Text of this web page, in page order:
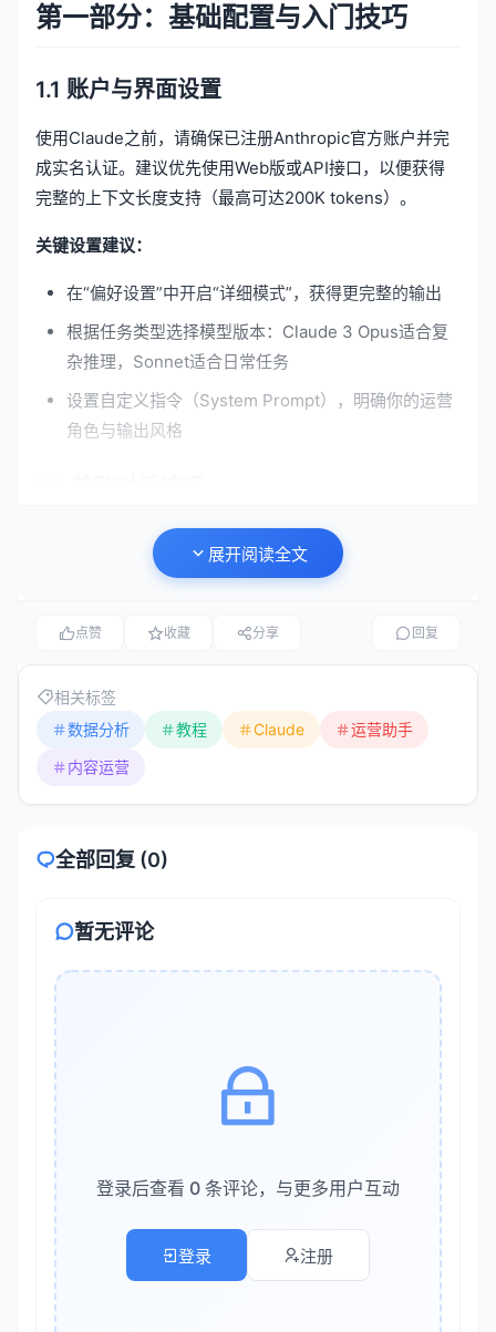
第一部分：基础配置与入门技巧
1.1 账户与界面设置
使用Claude之前，请确保已注册Anthropic官方账户并完
成实名认证。建议优先使用Web版或API接口，以便获得
完整的上下文长度支持（最高可达200K tokens）。
关键设置建议：
在“偏好设置”中开启“详细模式”，获得更完整的输出
根据任务类型选择模型版本：Claude 3 Opus适合复
杂推理，Sonnet适合日常任务
设置自定义指令（System Prompt），明确你的运营
角色与输出风格
与Claude高效沟通的核心在于“清晰、具体、有结构”。以
下是一些实用技巧：
“为一款面向25-35岁女性的护肤品写一篇小红书风格
的种草文案，预算500元，主推保湿功效”
使用分步指令：将复杂任务拆解为多个步骤，例如“第
一步：分析用户评论的情感倾向；第二步：总结前三
个高频问题；第三步：给出回复模板”
明确输出格式：指定“用表格形式输出”、“每段不超过
2.1 内容运营：从选题到发布的智能流水线
内容运营是Claude最擅长的领域之一。通过以下流程，你
可以实现内容生产的高效化：
选题策划
指令示例：
“我运营一个科技类公众号，目标用户是程序员。请根据2024
Claude会输出结构化的选题表，甚至提供不同风格（如
展开阅读全文
点赞 收藏 分享 回复
相关标签
数据分析
教程 Claude
运营助手
内容运营
全部回复 (0)
暂无评论
登录后查看 0 条评论，与更多用户互动
登录 注册